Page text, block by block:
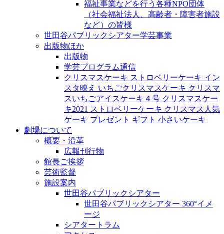
福祉事業などを行う各種NPO団体
（社会福祉法人、高齢者・障害者施設
など）の皆様
世田谷パブリックシアター学芸事業
出版物ほか
出版物
学芸プログラム通信
クリスマスケーキ ストロベリーケーキ イン
スタ映え いちごクリスマスケーキ クリスマ
スいちごアイスケーキ４号 クリスマスケー
キ2021 ストロベリーケーキ クリスマス人気
ケーキ プレゼント ギフト 小さいケーキ
劇場について
概要・沿革
広報刊行物
館長ご挨拶
芸術監督
施設案内
世田谷パブリックシアター
世田谷パブリックシアター 360°イメ
ージ
シアタートラム